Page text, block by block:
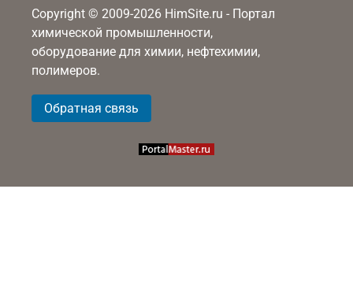
Copyright © 2009-2026 HimSite.ru - Портал
химической промышленности,
оборудование для химии, нефтехимии,
полимеров.
Обратная связь